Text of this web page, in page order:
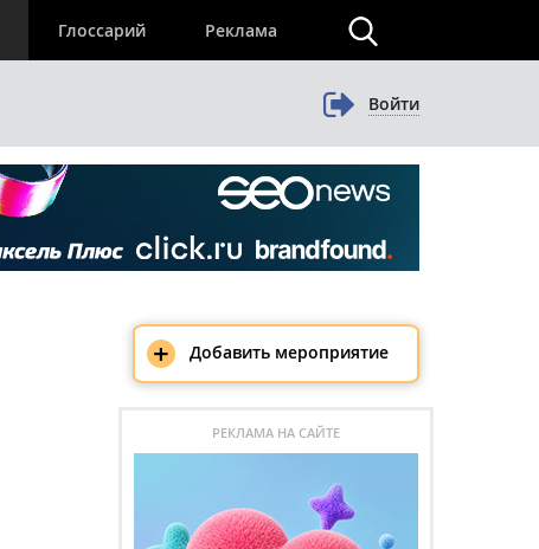
Глоссарий Реклама
Войти
+ Добавить мероприятие
РЕКЛАМА НА САЙТЕ